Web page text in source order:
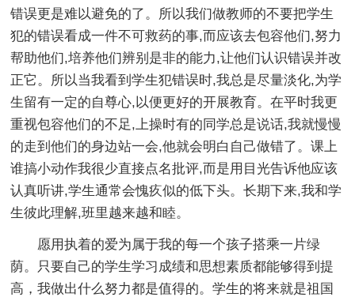
错误更是难以避免的了。所以我们做教师的不要把学生
犯的错误看成一件不可救药的事,而应该去包容他们,努力
帮助他们,培养他们辨别是非的能力,让他们认识错误并改
正它。所以当我看到学生犯错误时,我总是尽量淡化,为学
生留有一定的自尊心,以便更好的开展教育。在平时我更
重视包容他们的不足,上操时有的同学总是说话,我就慢慢
的走到他们的身边站一会,他就会明白自己做错了。课上
谁搞小动作我很少直接点名批评,而是用目光告诉他应该
认真听讲,学生通常会愧疚似的低下头。长期下来,我和学
生彼此理解,班里越来越和睦。
愿用执着的爱为属于我的每一个孩子搭乘一片绿
荫。只要自己的学生学习成绩和思想素质都能够得到提
高，我做出什么努力都是值得的。学生的将来就是祖国